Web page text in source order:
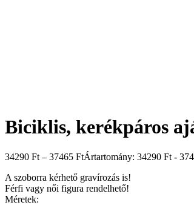
Biciklis, kerékpáros
34290 Ft – 37465 FtÁrtartomány: 34290 Ft -
A szoborra kérhető gravírozás is!
Férfi vagy női figura rendelhető!
Méretek: